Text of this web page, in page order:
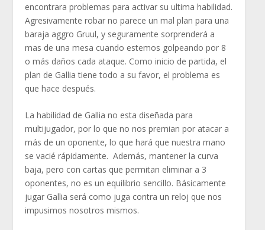
encontrara problemas para activar su ultima habilidad.
Agresivamente robar no parece un mal plan para una
baraja aggro Gruul, y seguramente sorprenderá a
mas de una mesa cuando estemos golpeando por 8
o más daños cada ataque. Como inicio de partida, el
plan de Gallia tiene todo a su favor, el problema es
que hace después.
La habilidad de Gallia no esta diseñada para
multijugador, por lo que no nos premian por atacar a
más de un oponente, lo que hará que nuestra mano
se vacié rápidamente. Además, mantener la curva
baja, pero con cartas que permitan eliminar a 3
oponentes, no es un equilibrio sencillo. Básicamente
jugar Gallia será como juga contra un reloj que nos
impusimos nosotros mismos.